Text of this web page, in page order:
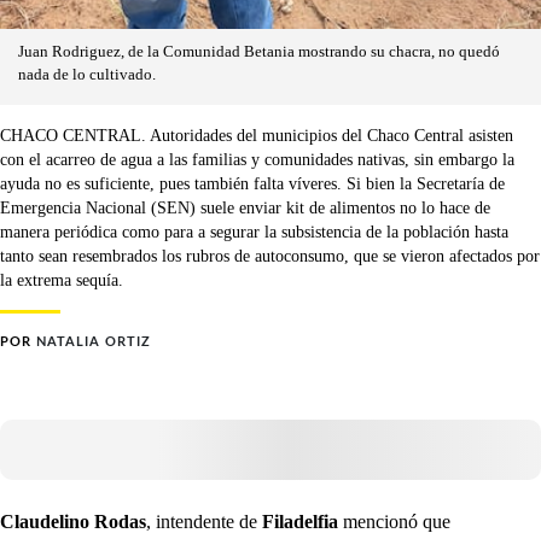
Juan Rodriguez, de la Comunidad Betania mostrando su chacra, no quedó
nada de lo cultivado.
CHACO CENTRAL. Autoridades del municipios del Chaco Central asisten
con el acarreo de agua a las familias y comunidades nativas, sin embargo la
ayuda no es suficiente, pues también falta víveres. Si bien la Secretaría de
Emergencia Nacional (SEN) suele enviar kit de alimentos no lo hace de
manera periódica como para a segurar la subsistencia de la población hasta
tanto sean resembrados los rubros de autoconsumo, que se vieron afectados por
la extrema sequía.
POR NATALIA ORTIZ
Claudelino Rodas, intendente de Filadelfia mencionó que